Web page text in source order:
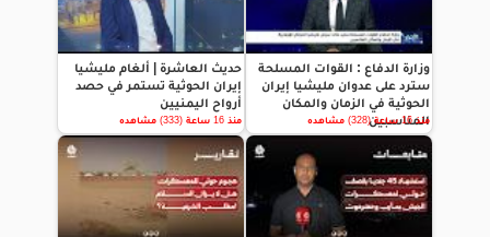
وزارة الدفاع : القوات المسلحة
سترد على عدوان مليشيا إيران
الحوثية في الزمان والمكان
المناسبين
منذ 16 ساعة (328) مشاهده
حديث العاشرة | ألغام مليشيا
إيران الحوثية تستمر في حصد
أرواح اليمنيين
منذ 16 ساعة (333) مشاهده